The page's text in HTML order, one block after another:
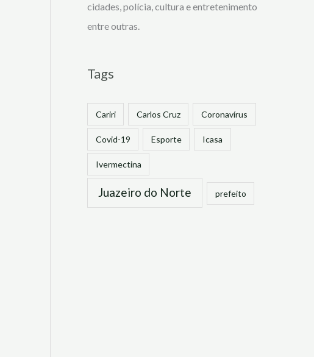
cidades, polícia, cultura e entretenimento
entre outras.
Tags
Cariri Carlos Cruz Coronavírus
Covid-19 Esporte Icasa
Ivermectina
Juazeiro do Norte prefeito